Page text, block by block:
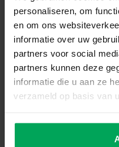
personaliseren, om
en om ons
informatie over uw
partners voor social
partners kunnen deze
informatie die u aan ze
verzameld op basis van
Weißen Milchglas
effekt
Lässt das Tageslicht durch
Sichtschutz bei Tag und Nacht
€14,23